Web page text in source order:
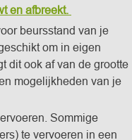
en afbreekt.
beursstand van je
om in eigen
dit ook af van de grootte
mogelijkheden van je
Sommige
te vervoeren in een